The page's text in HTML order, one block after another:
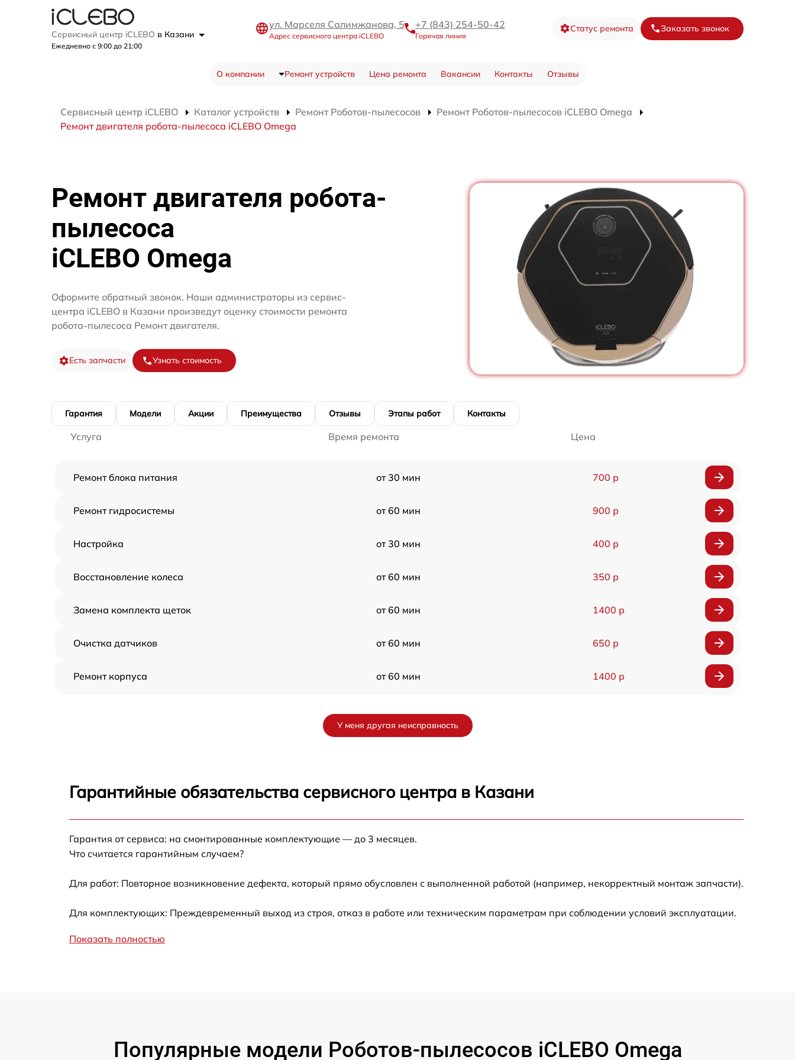
Сервисный центр iCLEBO в Казани
Ежедневно с 9:00 до 21:00
ул. Марселя Салимжанова, 5
Адрес сервисного центра iCLEBO
+7 (843) 254-50-42
Горячая линия
Статус ремонта Заказать звонок
О компании Ремонт устройств Цена ремонта Вакансии Контакты Отзывы
Сервисный центр iCLEBO Каталог устройств Ремонт Роботов-пылесосов
Ремонт Роботов-пылесосов iCLEBO Omega
Ремонт двигателя робота-пылесоса iCLEBO Omega
Ремонт двигателя робота-
пылесоса
iCLEBO Omega
Оформите обратный звонок. Наши администраторы из сервис-
центра iCLEBO в Казани произведут оценку стоимости ремонта
робота-пылесоса Ремонт двигателя.
Есть запчасти Узнать стоимость
Гарантия Модели Акции Преимущества Отзывы Этапы работ Контакты
Услуга Время ремонта Цена
Ремонт блока питания от 30 мин 700 р
Ремонт гидросистемы от 60 мин 900 р
Настройка от 30 мин 400 р
Восстановление колеса от 60 мин 350 р
Замена комплекта щеток от 60 мин 1400 р
Очистка датчиков от 60 мин 650 р
Ремонт корпуса от 60 мин 1400 р
Устранение ошибок от 60 мин
Калибровка от 60 мин 500 р
Ремонт материнской платы
Прошивка 1550 р
У меня другая неисправность
Гарантийные обязательства сервисного центра в Казани
Гарантия от сервиса: на смонтированные комплектующие — до 3 месяцев.
Что считается гарантийным случаем?
Для работ: Повторное возникновение дефекта, который прямо обусловлен с выполненной работой (например, некорректный монтаж запчасти).
Для комплектующих: Преждевременный выход из строя, отказ в работе или техническим параметрам при соблюдении условий эксплуатации.
Показать полностью
Популярные модели Роботов-пылесосов iCLEBO Omega